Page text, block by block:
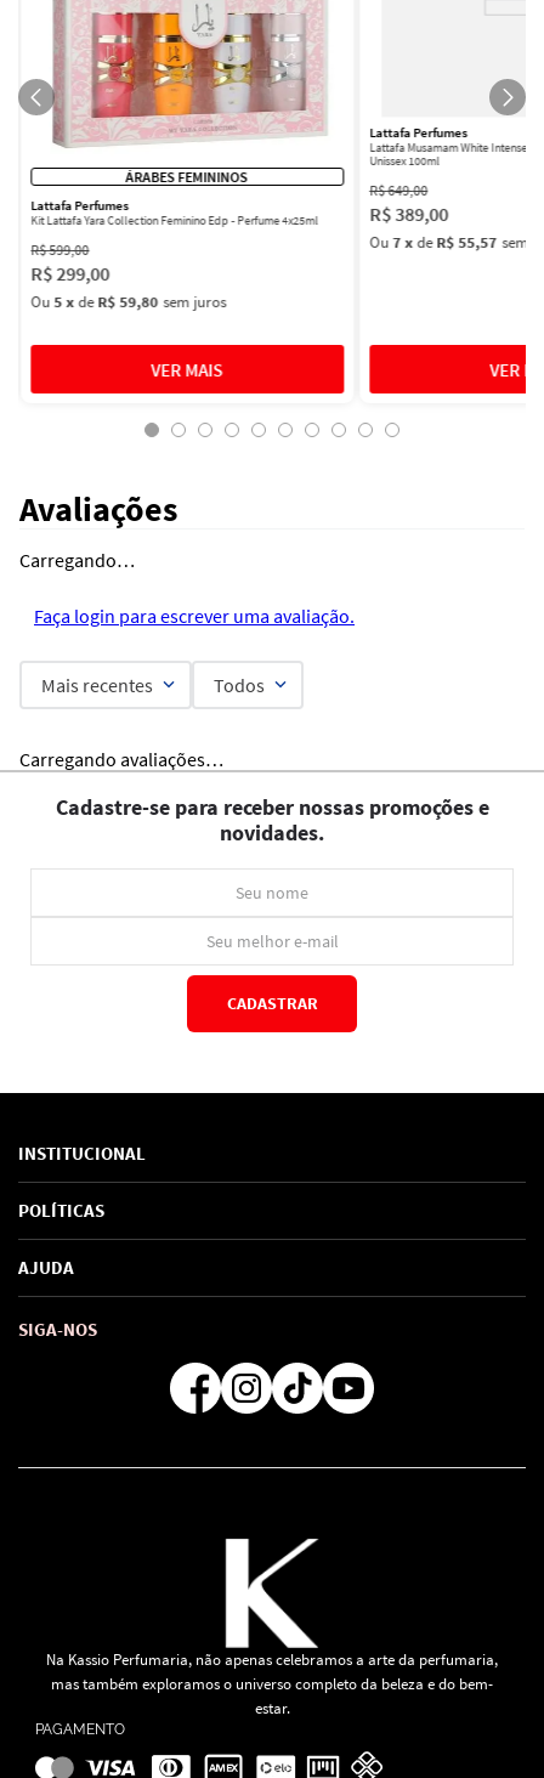
ÁRABES FEMININOS
Lattafa Perfumes
Kit Lattafa Yara Collection Feminino Edp - Perfume 4x25ml
R$599,00
R$299,00
Ou5 xdeR$ 59,80 sem juros
Lattafa Perfumes
Lattafa Musamam White Intense
Unissex 100ml
R$649,00
R$389,00
Ou7xdeR$ 55,57 sem
Avaliações
Carregando…
Faça login para escrever uma avaliação.
Mais recentes Todos
Carregando avaliações…
Cadastre-se para receber nossas promoções e
novidades.
CADASTRAR
INSTITUCIONAL
Sobre Nós
Marcas
SAC de marcas
Como comprar
POLÍTICAS
Política de Privacidade
Troca e Devoluções
Formas de Pagamento
Regra de Frete Grátis
AJUDA
SIGA-NOS
Na Kassio Perfumaria, não apenas celebramos a arte da perfumaria,
mas também exploramos o universo completo da beleza e do bem-
estar.
PAGAMENTO